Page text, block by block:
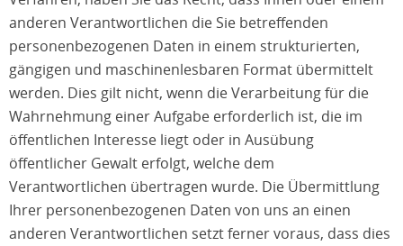
anderen Verantwortlichen die Sie betreffenden
personenbezogenen Daten in einem strukturierten,
gängigen und maschinenlesbaren Format übermittelt
werden. Dies gilt nicht, wenn die Verarbeitung für die
Wahrnehmung einer Aufgabe erforderlich ist, die im
öffentlichen Interesse liegt oder in Ausübung
öffentlicher Gewalt erfolgt, welche dem
Verantwortlichen übertragen wurde. Die Übermittlung
Ihrer personenbezogenen Daten von uns an einen
anderen Verantwortlichen setzt ferner voraus, dass dies